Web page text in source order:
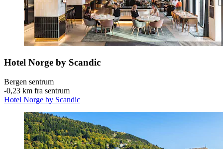
Hotel Norge by Scandic
Bergen sentrum
‐0,23 km fra sentrum
Hotel Norge by Scandic